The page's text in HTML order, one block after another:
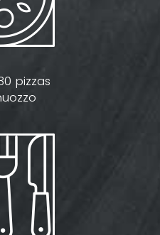
pizzas